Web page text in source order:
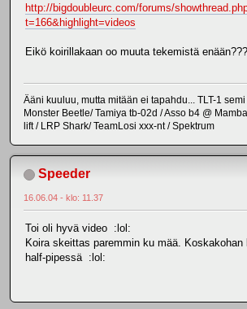
http://bigdoubleurc.com/forums/
t=166&highlight=videos
Eikö koirillakaan oo muuta tekemistä enään???
Ääni kuuluu, mutta mitään ei tapahdu... TLT-1
Monster Beetle/ Tamiya tb-02d / Asso b4 @
lift / LRP Shark/ TeamLosi xxx-nt / Spektrum
Speeder
16.06.04 - klo: 11.37
Toi oli hyvä video :lol:
Koira skeittas paremmin ku mää. Koskakohan
half-pipessä :lol: